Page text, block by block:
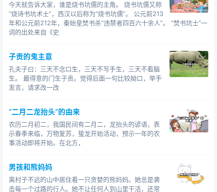
今天就告诉大家，谁是烧书坑儒的主角。 烧书坑儒又称
“烧诗书坑术士”，西汉以后称为“烧书坑儒”。 公元前213
年和公元前212年，秦始皇焚书杀“违禁者四百六十余人”。 “焚书坑士”一
词的出处来自《史
子贡的鬼主意
孔夫子曰：三天不念口生，三天不写手生，三天不看脑
生。 最得意的门生子贡。觉得后面一句比较拗口，举手
发言，请求改一改
“二月二龙抬头”的由来
农历二月初二，我国民间有二月二，龙抬头的谚语，表
示春季来临，万物复苏，蛰龙开始活动，预示一年的农
事活动即将开始。在北方，
男孩和熊妈妈
离村子不远的山中居住着一只贪婪的熊妈妈。她总是袭
击每一个过路的行人。她不让任何人到山里干活，还常